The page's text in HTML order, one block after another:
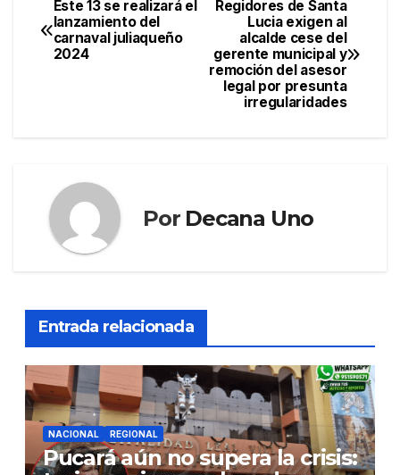
Navegación
de
Regidores de Santa
Lucia exigen al
alcalde cese del
gerente municipal y
remoción del asesor
legal por presunta
irregularidades
Este 13 se realizará el
lanzamiento del
carnaval juliaqueño
2024
Por Decana Uno
Entrada relacionada
NACIONAL REGIONAL
Pucará aún no supera la crisis: